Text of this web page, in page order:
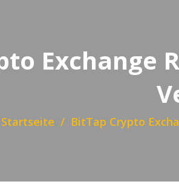
Exchange
Startseite BitTap Crypto